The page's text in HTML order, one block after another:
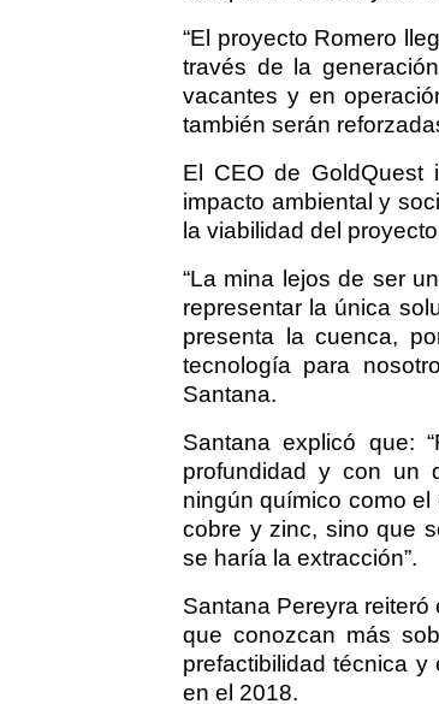
“El proyecto Romero
través de la
vacantes y en
también serán
El CEO de GoldQuest
impacto ambiental y
la viabilidad del
“La mina lejos de ser
representar la única
presenta la cuenca,
tecnología para
Santana.
Santana explicó que:
profundidad y con un
ningún químico como
cobre y zinc, sino que
se haría la extracción”.
Santana Pereyra
que conozcan más
prefactibilidad técnica
en el 2018.